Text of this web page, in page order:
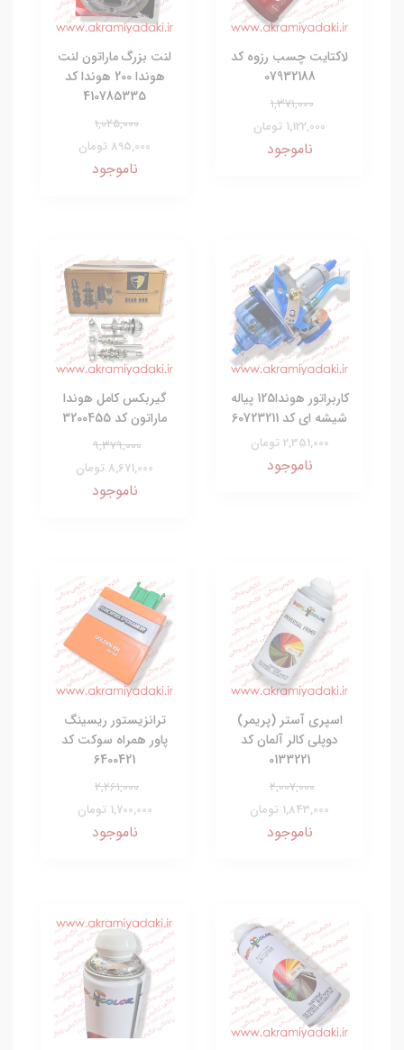
لاکتایت چسب رزوه کد
07932188
1,371,000
1,122,000 تومان
ناموجود
لنت بزرگ ماراتون لنت
هوندا 200 هوندا کد
410785335
1,025,000
895,000 تومان
ناموجود
کاربراتور هوندا125 پیاله
شیشه ای کد 60723211
2,351,000 تومان
ناموجود
گیربکس کامل هوندا
ماراتون کد 3200455
9,379,000
8,671,000 تومان
ناموجود
اسپری آستر (پریمر)
دوپلی کالر آلمان کد
0133221
2,007,000
1,843,000 تومان
ناموجود
ترانزیستور ریسینگ
پاور همراه سوکت کد
6400421
2,261,000
1,700,000 تومان
ناموجود